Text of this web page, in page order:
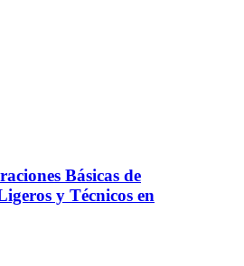
Básicas de
y Técnicos en